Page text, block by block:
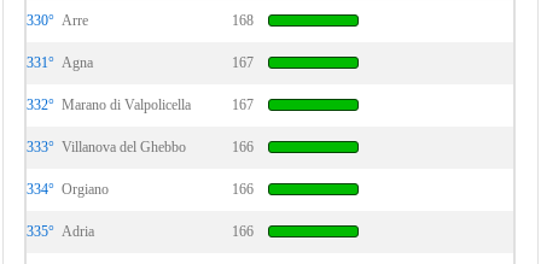
330° Arre 168
331° Agna 167
332° Marano di Valpolicella 167
333° Villanova del Ghebbo 166
334° Orgiano 166
335° Adria 166